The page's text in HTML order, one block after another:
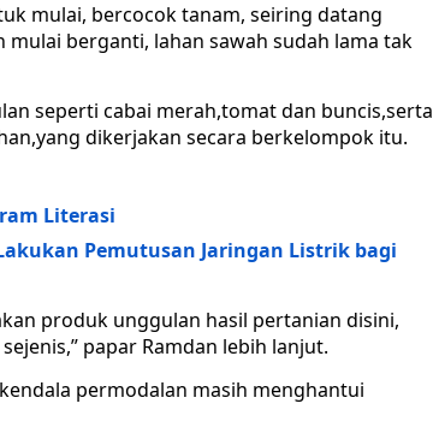
mulai, bercocok tanam, seiring datang
berganti, lahan sawah sudah lama tak
seperti cabai merah,tomat dan buncis,serta
dikerjakan secara berkelompok itu.
Literasi
Pemutusan Jaringan Listrik bagi
produk unggulan hasil pertanian disini,
papar Ramdan lebih lanjut.
permodalan masih menghantui